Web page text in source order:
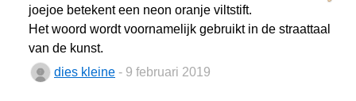
joejoe betekent een neon oranje viltstift.
Het woord wordt voornamelijk gebruikt in de straattaal
van de kunst.
dies kleine - 9 februari 2019